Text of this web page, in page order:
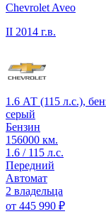
Chevrolet Aveo
II 2014 г.в.
1.6 АТ (115 л.с.),
серый
Бензин
156000 км.
1.6 / 115 л.с.
Передний
Автомат
2 владельца
от 445 990 ₽